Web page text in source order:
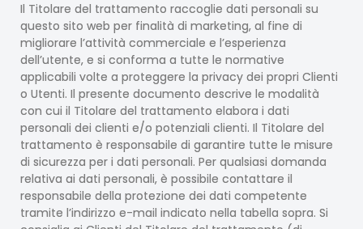
Il Titolare del trattamento raccoglie dati personali su
questo sito web per finalità di marketing, al fine di
migliorare l’attività commerciale e l’esperienza
dell’utente, e si conforma a tutte le normative
applicabili volte a proteggere la privacy dei propri Clienti
o Utenti. Il presente documento descrive le modalità
con cui il Titolare del trattamento elabora i dati
personali dei clienti e/o potenziali clienti. Il Titolare del
trattamento è responsabile di garantire tutte le misure
di sicurezza per i dati personali. Per qualsiasi domanda
relativa ai dati personali, è possibile contattare il
responsabile della protezione dei dati competente
tramite l’indirizzo e-mail indicato nella tabella sopra. Si